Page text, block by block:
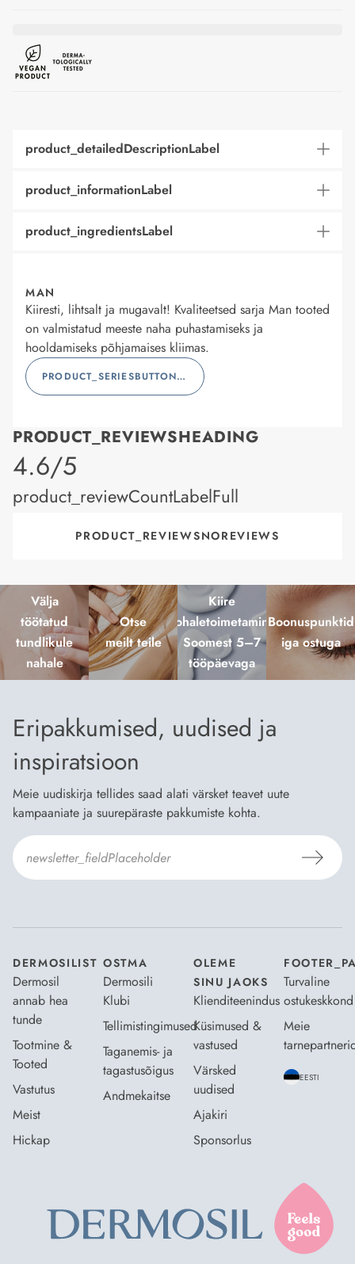
product_detailedDescriptionLabel
product_informationLabel
product_ingredientsLabel
MAN
Kiiresti, lihtsalt ja mugavalt! Kvaliteetsed sarja Man tooted
on valmistatud meeste naha puhastamiseks ja
hooldamiseks põhjamaises kliimas.
PRODUCT_SERIESBUTTONLABEL
PRODUCT_REVIEWSHEADING
product_rating
4.6/5
product_reviewCountLabelFull
PRODUCT_REVIEWSNOREVIEWS
Välja
töötatud
tundlikule
nahale
Otse
meilt teile
Kiire
kohaletoimetamine
Soomest 5–7
tööpäevaga
Boonuspunktid
iga ostuga
Eripakkumised, uudised ja
inspiratsioon
Meie uudiskirja tellides saad alati värsket teavet uute
kampaaniate ja suurepäraste pakkumiste kohta.
DERMOSILIST
Dermosil
annab hea
tunde
Tootmine &
Tooted
Vastutus
Meist
Hickap
OSTMA
Dermosili
Klubi
Tellimistingimused
Taganemis- ja
tagastusõigus
Andmekaitse
OLEME
SINU JAOKS
Klienditeenindus
Küsimused &
vastused
Värsked
uudised
Ajakiri
Sponsorlus
Turvaline
ostukeskkond
Meie
EESTI